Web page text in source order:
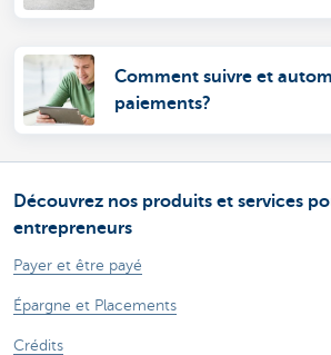
Comment suivre et
paiements?
Découvrez nos produits et services
entrepreneurs
Payer et être payé
Épargne et Placements
Crédits